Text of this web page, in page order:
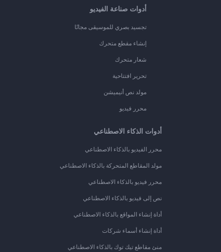
أدوات صناعة الفيديو
تجسيد بصري للموسيقى مجانًا
إنشاء مقطع متحرك
شعار متحرك
تحرير افتتاحية
مولد نص أنيميشن
محرر فيديو
أدوات الذكاء الاصطناعي
محرر الفيديو بالذكاء الاصطناعي
مولد المقاطع المتحركة بالذكاء الاصطناعي
محرر فيديو بالذكاء الاصطناعي
نص إلى فيديو بالذكاء الاصطناعي
أداة إنشاء المواقع بالذكاء الاصطناعي
أداة إنشاء أسماء شركات
منئ مقاطع تيك توك بالذكاء الاصطناعي